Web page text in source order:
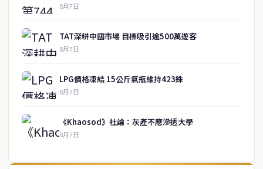
8月7日
TAT深耕中國市場 目標吸引逾500萬遊客
8月7日
LPG價格凍結 15公斤氣瓶維持423銖
8月7日
《Khaosod》社論：灰產不應滲透大學
8月7日
service@thaichinesenews.com ↑ 回到頂端